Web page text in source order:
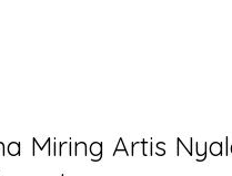
Miring Artis